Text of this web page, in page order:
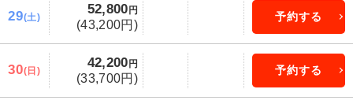
29(土)
52,800 円
(43,200円)
予約する
30(日)
42,200 円
(33,700円)
予約する